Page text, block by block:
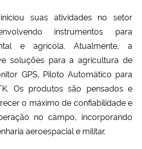
e dos Direitos Humanos
suas atividades no setor
instrumentos para
e agrícola. Atualmente, a
soluções para a agricultura de
GPS, Piloto Automático para
Os produtos são pensados e
o máximo de confiabilidade e
no campo, incorporando
aeroespacial e militar.